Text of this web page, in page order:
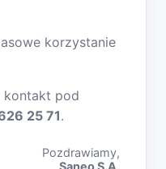
korzystanie
kontakt pod
25 71.
Pozdrawiamy,
Saneo S.A.